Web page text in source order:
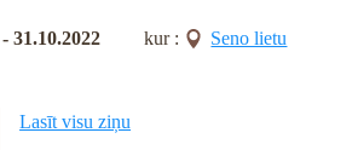
31.10.2022 kur :
Seno lietu
Lasīt visu ziņu